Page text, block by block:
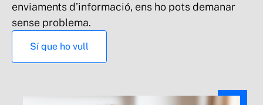
enviaments d’informació, ens ho pots demanar
sense problema.
Sí que ho vull